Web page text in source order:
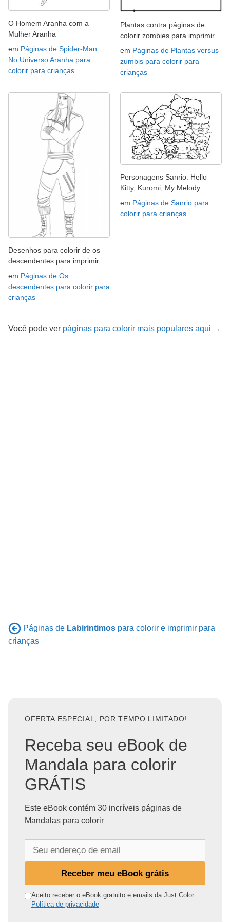
O Homem Aranha com a
Mulher Aranha
em Páginas de Spider-Man:
No Universo Aranha para
colorir para crianças
Plantas contra páginas de
colorir zombies para imprimir
em Páginas de Plantas versus
zumbis para colorir para
crianças
Desenhos para colorir de os
descendentes para imprimir
em Páginas de Os
descendentes para colorir para
crianças
Personagens Sanrio: Hello
Kitty, Kuromi, My Melody ...
em Páginas de Sanrio para
colorir para crianças
Você pode ver páginas para colorir mais populares aqui →
Páginas de Labirintimos para colorir e imprimir para
crianças
OFERTA ESPECIAL, POR TEMPO LIMITADO!
Receba seu eBook de
Mandala para colorir
GRÁTIS
Este eBook contém 30 incríveis páginas de
Mandalas para colorir
n
Receber meu eBook grátis
Aceito receber o eBook gratuito e emails da Just Color.
Política de privacidade